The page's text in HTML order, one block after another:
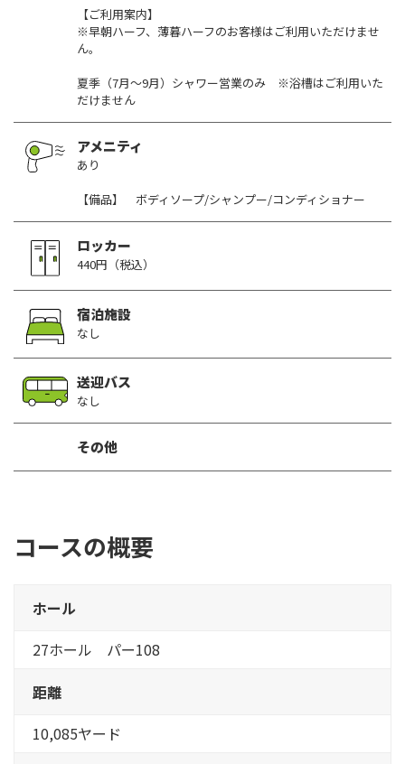
【ご利用案内】
※早朝ハーフ、薄暮ハーフのお客様はご利用いただけませ
ん。
夏季（7月～9月）シャワー営業のみ ※浴槽はご利用いた
だけません
アメニティ
あり
【備品】 ボディソープ/シャンプー/コンディショナー
ロッカー
440円（税込）
宿泊施設
なし
送迎バス
なし
その他
コースの概要
ホール
27ホール パー108
距離
10,085ヤード